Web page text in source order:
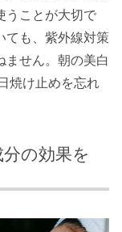
うことが大切で
ても、紫外線対策
ません。朝の美白
焼け止めを忘れ
分の効果を